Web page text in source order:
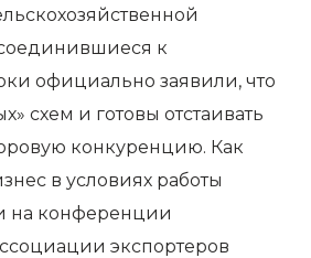
к
официально заявили, что
схем и готовы отстаивать
конкуренцию. Как
в условиях работы
на конференции
экспортеров